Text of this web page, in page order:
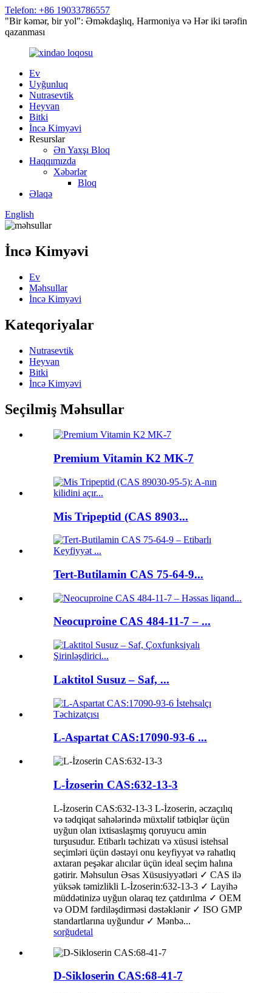
Telefon: +86 19033786557
"Bir kəmər, bir yol": Əməkdaşlıq, Harmoniya və Hər iki tərəfin
qazanması
Ev
Uyğunluq
Nutrasevtik
Heyvan
Bitki
İncə Kimyəvi
Resurslar
Ən Yaxşı Bloq
Haqqımızda
Xəbərlər
Bloq
Əlaqə
English
İncə Kimyəvi
Ev
Məhsullar
İncə Kimyəvi
Kateqoriyalar
Nutrasevtik
Heyvan
Bitki
İncə Kimyəvi
Seçilmiş Məhsullar
Premium Vitamin K2 MK-7
Mis Tripeptid (CAS 8903...
Tert-Butilamin CAS 75-64-9...
Neocuproine CAS 484-11-7 – ...
Laktitol Susuz – Saf, ...
L-Aspartat CAS:17090-93-6 ...
L-İzoserin CAS:632-13-3
L-İzoserin CAS:632-13-3 L-İzoserin, əczaçılıq
və tədqiqat sahələrində müxtəlif tətbiqlər üçün
uyğun olan ixtisaslaşmış qoruyucu amin
turşusudur. Etibarlı təchizatı və xüsusi istehsal
seçimləri üçün dəstəyi onu keyfiyyət və rahatlıq
axtaran peşəkar alıcılar üçün ideal seçim halına
gətirir. Məhsulun Əsas Xüsusiyyətləri ✓ CAS ilə
yüksək təmizlikli L-İzoserin:632-13-3 ✓ Layihə
müddətinizə uyğun olaraq tez çatdırılma ✓ OEM
və ODM fərdiləşdirməsi dəstəklənir ✓ ISO GMP
standartlarına uyğundur ✓ Mənbə...
sorğudetal
D-Sikloserin CAS:68-41-7